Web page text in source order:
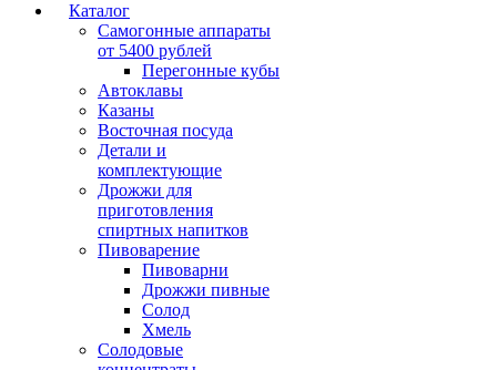
Каталог
Самогонные аппараты
от 5400 рублей
Перегонные кубы
Автоклавы
Казаны
Восточная посуда
Детали и
комплектующие
Дрожжи для
приготовления
спиртных напитков
Пивоварение
Пивоварни
Дрожжи пивные
Солод
Хмель
Солодовые